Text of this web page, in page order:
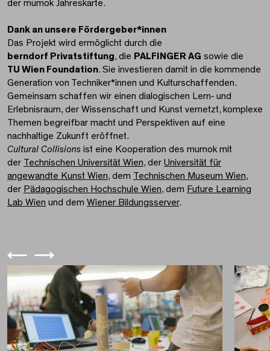
der mumok Jahreskarte.
Dank an unsere Fördergeber*innen
Das Projekt wird ermöglicht durch die
berndorf Privatstiftung, die PALFINGER AG sowie die
TU Wien Foundation. Sie investieren damit in die kommende
Generation von Techniker*innen und Kulturschaffenden.
Gemeinsam schaffen wir einen dialogischen Lern‑ und
Erlebnisraum, der Wissenschaft und Kunst vernetzt, komplexe
Themen begreifbar macht und Perspektiven auf eine
nachhaltige Zukunft eröffnet.
Cultural Collisions ist eine Kooperation des mumok mit
der Technischen Universität Wien, der Universität für
angewandte Kunst Wien, dem Technischen Museum Wien,
der Pädagogischen Hochschule Wien, dem Future Learning
Lab Wien und dem Wiener Bildungsserver.